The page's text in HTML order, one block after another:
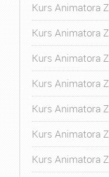
Kurs Animatora
Kurs Animatora
Kurs Animatora
Kurs Animatora
Kurs Animatora
Kurs Animatora
Kurs Animatora